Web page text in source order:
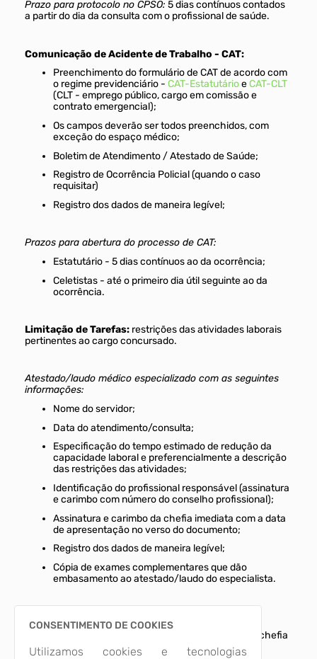
Prazo para protocolo no CPSO: 5 dias contínuos contados
a partir do dia da consulta com o profissional de saúde.
Comunicação de Acidente de Trabalho - CAT:
Preenchimento do formulário de CAT de acordo com
o regime previdenciário - CAT-EstatutárioeCAT-CLT
(CLT - emprego público, cargo em comissão e
contrato emergencial);
Os campos deverão ser todos preenchidos, com
exceção do espaço médico;
Boletim de Atendimento / Atestado de Saúde;
Registro de Ocorrência Policial (quando o caso
requisitar)
Registro dos dados de maneira legível;
Prazos para abertura do processo de CAT:
Estatutário - 5 dias contínuos ao da ocorrência;
Celetistas - até o primeiro dia útil seguinte ao da
ocorrência.
Limitação de Tarefas: restrições das atividades laborais
pertinentes ao cargo concursado.
Atestado/laudo médico especializado com as seguintes
informações:
Nome do servidor;
Data do atendimento/consulta;
Especificação do tempo estimado de redução da
capacidade laboral e preferencialmente a descrição
das restrições das atividades;
Identificação do profissional responsável (assinatura
e carimbo com número do conselho profissional);
Assinatura e carimbo da chefia imediata com a data
de apresentação no verso do documento;
Registro dos dados de maneira legível;
Cópia de exames complementares que dão
embasamento ao atestado/laudo do especialista.
Deverá ser preenchido pelo servidor com sua chefia
imediata;
CONSENTIMENTO DE COOKIES
Utilizamos cookies e tecnologias